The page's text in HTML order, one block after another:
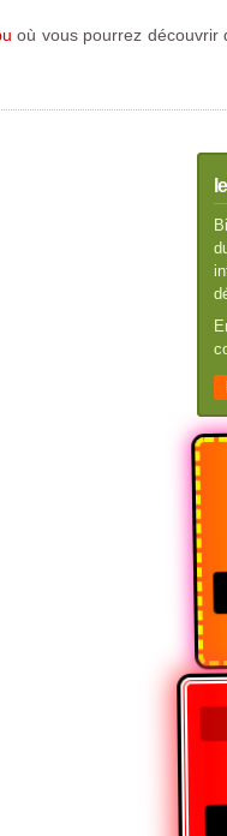
où vous pourrez découvrir